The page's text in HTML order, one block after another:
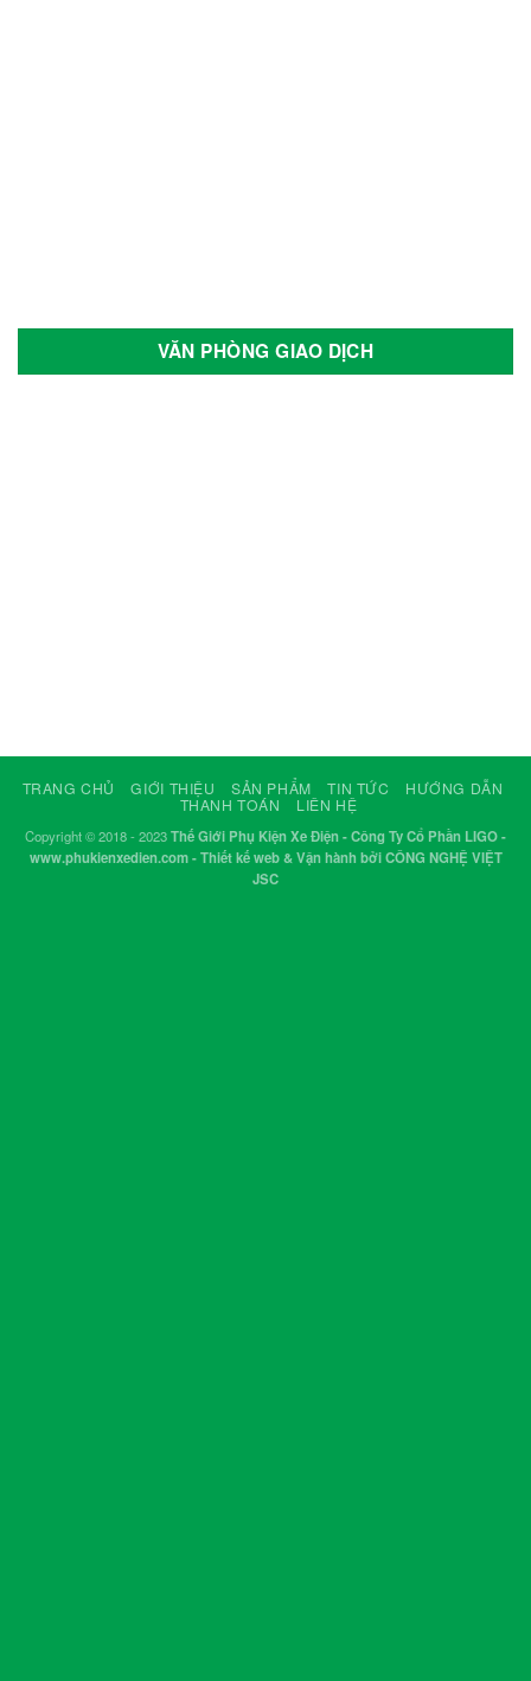
VĂN PHÒNG GIAO DỊCH
TRANG CHỦ GIỚI THIỆU SẢN PHẨM TIN TỨC
HƯỚNG DẪN
THANH TOÁN
LIÊN HỆ
Copyright © 2018 - 2023Thế Giới Phụ Kiện Xe Điện - Công Ty Cổ Phần LIGO -
www.phukienxedien.com - Thiết kế web & Vận hành bởi CÔNG NGHỆ VIỆT
JSC